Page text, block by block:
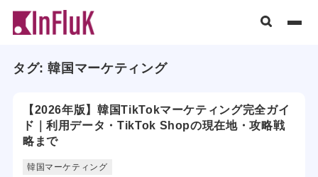
タグ:韓国マーケティング
【2026年版】韓国TikTokマーケティング完全ガイ
ド｜利用データ・TikTok Shopの現在地・攻略戦
略まで
韓国マーケティング